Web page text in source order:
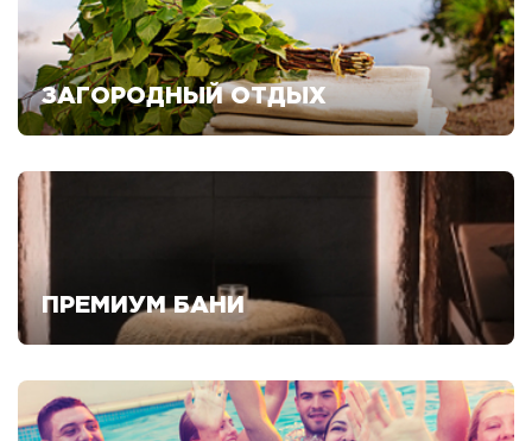
ЗАГОРОДНЫЙ ОТДЫХ
Смотреть предложения
ПРЕМИУМ БАНИ
Смотреть предложения